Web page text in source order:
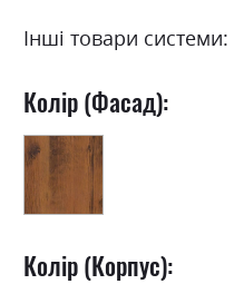
Інші товари системи:
Колір (Фасад):
Колір (Корпус):